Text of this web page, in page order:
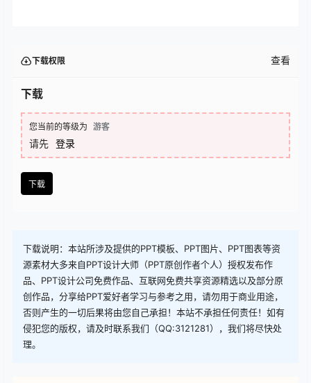
下载权限 查看
下载
您当前的等级为 游客
请先 登录
下载
下载说明：本站所涉及提供的PPT模板、PPT图片、PPT图表等资
源素材大多来自PPT设计大师（PPT原创作者个人）授权发布作
品、PPT设计公司免费作品、互联网免费共享资源精选以及部分原
创作品，分享给PPT爱好者学习与参考之用，请勿用于商业用途，
否则产生的一切后果将由您自己承担！本站不承担任何责任！如有
侵犯您的版权，请及时联系我们（QQ:3121281），我们将尽快处
理。